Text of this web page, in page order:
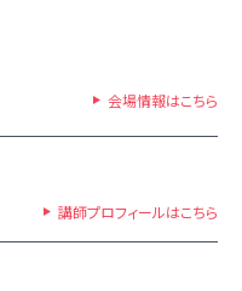
会場情報はこちら
講師プロフィールはこちら